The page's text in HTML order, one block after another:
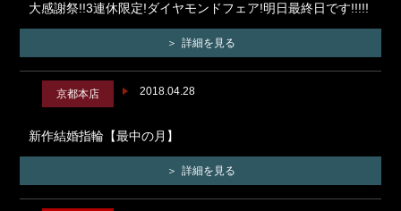
大感謝祭!!3連休限定!ダイヤモンドフェア!明日最終日です!!!!!
詳細を見る
2018.04.28
京都本店
新作結婚指輪【最中の月】
詳細を見る